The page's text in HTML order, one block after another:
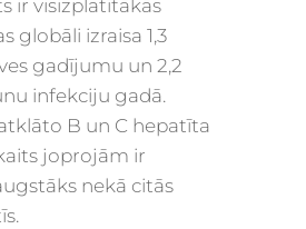
ir visizplatītākās
globāli izraisa 1,3
gadījumu un 2,2
infekciju gadā.
B un C hepatīta
joprojām ir
nekā citās